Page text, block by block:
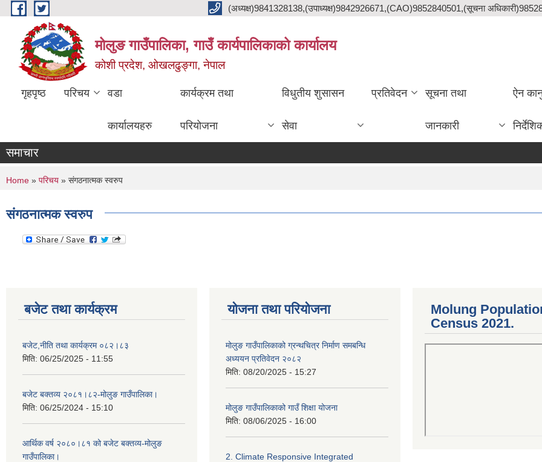
Skip to main content (अध्यक्ष)9841328138,(उपाध्यक्ष)9842926671,(CAO)9852840501,(सूचना
मोलुङ गाउँपालिका, गाउँ कार्यपालिकाको कार्यालय
कोशी प्रदेश, ओखलढुङ्गा, नेपाल
गृहपृष्ठ परिचय वडा
कार्यालयहरु
कार्यक्रम तथा
परियोजना
विधुतीय शुसासन
सेवा
प्रतिवेदन सूचना तथा
जानकारी
ऐन
समाचार
You are here
Home » परिचय » संगठनात्मक स्वरुप
संगठनात्मक स्वरुप
बजेट तथा कार्यक्रम
बजेट,नीति तथा कार्यक्रम ०८२।८३
मिति: 06/25/2025 - 11:55
बजेट बक्तव्य २०८१।८२-मोलुङ गाउँपालिका।
मिति: 06/25/2024 - 15:10
आर्थिक वर्ष २०८०।८१ को बजेट बक्तव्य-मोलुङ
गाउँपालिका।
योजना तथा परियोजना
मोलुङ गाउँपालिकाको ग्रन्थचित्र निर्माण समबन्धि
अध्ययन प्रतिवेदन २०८२
मिति: 08/20/2025 - 15:27
मोलुङ गाउँपालिकाको गाउँ शिक्षा योजना
मिति: 08/06/2025 - 16:00
2. Climate Responsive Integrated
Molung
Census 2021.